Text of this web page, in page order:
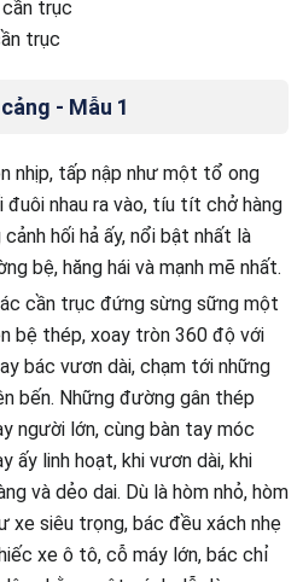
trục
trục
- Mẫu 1
nhịp, tấp nập như một tổ ong
đuôi nhau ra vào, tíu tít chở hàng
hối hả ấy, nổi bật nhất là
bệ, hăng hái và mạnh mẽ nhất.
cần trục đứng sừng sững một
bệ thép, xoay tròn 360 độ với
bác vươn dài, chạm tới những
bến. Những đường gân thép
người lớn, cùng bàn tay móc
ấy linh hoạt, khi vươn dài, khi
và dẻo dai. Dù là hòm nhỏ, hòm
xe siêu trọng, bác đều xách nhẹ
xe ô tô, cỗ máy lớn, bác chỉ